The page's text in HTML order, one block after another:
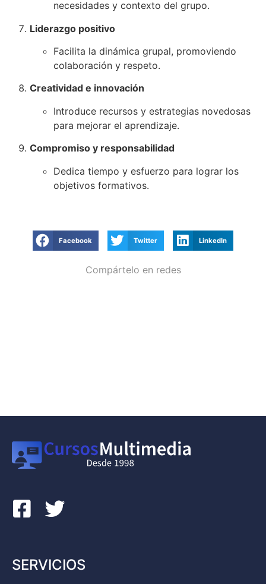
necesidades y contexto del grupo.
Liderazgo positivo
Facilita la dinámica grupal, promoviendo
colaboración y respeto.
Creatividad e innovación
Introduce recursos y estrategias novedosas
para mejorar el aprendizaje.
Compromiso y responsabilidad
Dedica tiempo y esfuerzo para lograr los
objetivos formativos.
Facebook Twitter LinkedIn
Compártelo en redes
SERVICIOS